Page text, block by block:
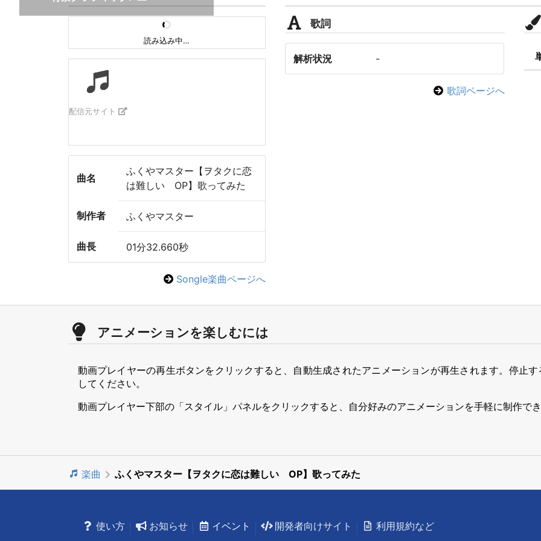
読み込み中…
配信元サイト
曲名
ふくやマスター【ヲタクに恋
は難しい OP】歌ってみた
制作者 ふくやマスター
曲長 01分32.660秒
Songle楽曲ページへ
歌詞
解析状況 -
歌詞ページへ
アニメーションを楽しむには
動画プレイヤーの再生ボタンをクリックすると、自動生成されたアニメーションが再生されます。停止
してください。
動画プレイヤー下部の「スタイル」パネルをクリックすると、自分好みのアニメーションを手軽に制作でき
楽曲 ふくやマスター【ヲタクに恋は難しい OP】歌ってみた
使い方 お知らせ イベント 開発者向けサイト 利用規約など